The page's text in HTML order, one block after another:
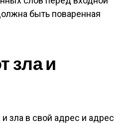
быть поваренная
зла и
зла в свой адрес и адрес